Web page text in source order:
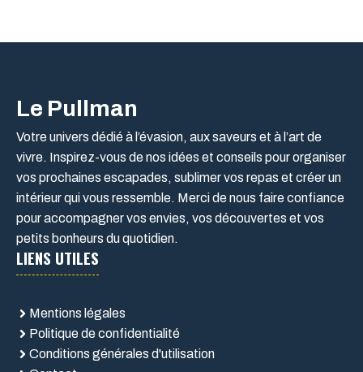
Le Pullman
Votre univers dédié à l’évasion, aux saveurs et à l’art de
vivre. Inspirez-vous de nos idées et conseils pour organiser
vos prochaines escapades, sublimer vos repas et créer un
intérieur qui vous ressemble. Merci de nous faire confiance
pour accompagner vos envies, vos découvertes et vos
petits bonheurs du quotidien.
LIENS UTILES
Mentions légales
Politique de confidentialité
Conditions générales d'utilisation